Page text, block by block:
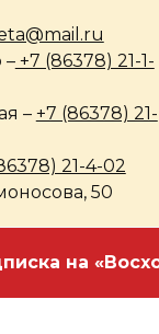
–+7 (86378) 21-1-
– +7 (86378) 21-
21-4-02
50
на